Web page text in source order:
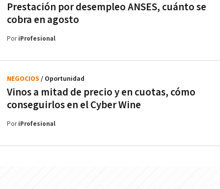
Prestación por desempleo ANSES, cuánto se
cobra en agosto
PoriProfesional
Vinos a mitad de precio y en cuotas, cómo
conseguirlos en el Cyber Wine
NEGOCIOS / Oportunidad
PoriProfesional